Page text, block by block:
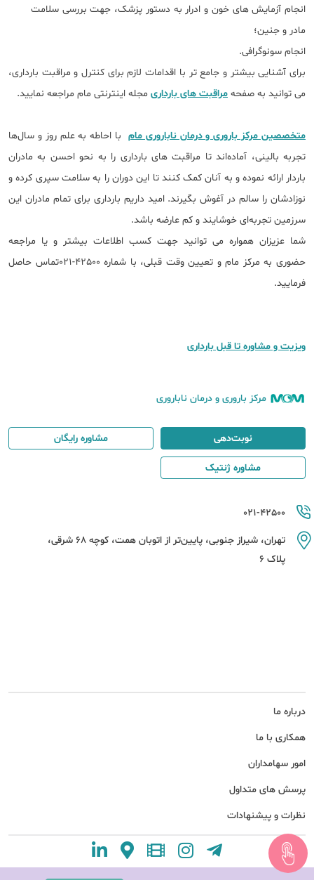
انجام آزمایش های خون و ادرار به دستور پزشک، جهت بررسی سلامت
مادر و جنین؛
انجام سونوگرافی.
برای آشنایی بیشتر و جامع تر با اقدامات لازم برای کنترل و مراقبت بارداری،
می توانید به صفحه مراقبت های بارداری مجله اینترنتی مام مراجعه نمایید.
متخصصین مرکز باروری و درمان ناباروری مام با احاطه به علم روز و سال‌ها
تجربه بالینی، آماده‌اند تا مراقبت‌ های بارداری را به نحو احسن به مادران
باردار ارائه نموده و به آنان کمک کنند تا این دوران را به سلامت سپری کرده و
نوزادشان را سالم در آغوش بگیرند. امید داریم بارداری برای تمام مادران این
سرزمین تجربه‌ای خوشایند و کم‌ عارضه باشد.
شما عزیزان همواره می توانید جهت کسب اطلاعات بیشتر و یا مراجعه
حضوری به مرکز مام و تعیین وقت قبلی، با شماره 42500-021تماس حاصل
فرمایید.​
ویزیت و مشاوره تا قبل بارداری
مرکز باروری و درمان ناباروری
درباره ما
همکاری با ما
امور سهامداران
پرسش های متداول
نظرات و پیشنهادات
021-42500
تهران، شیراز جنوبی، پایین‌تر از اتوبان همت، کوچه 68 شرقی،
پلاک 6
نوبت‌دهی مشاوره رایگان
مشاوره ژنتیک